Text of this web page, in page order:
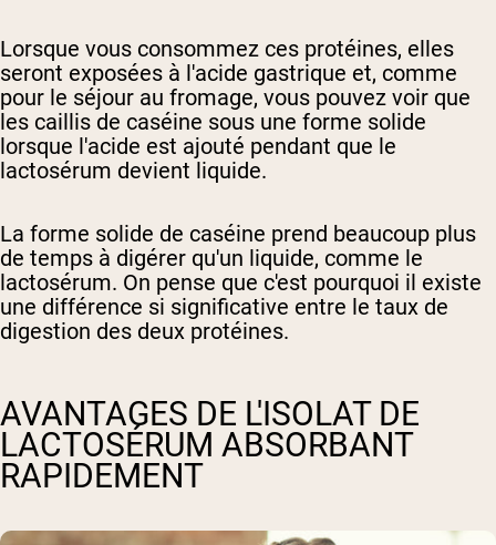
Lorsque vous consommez ces protéines, elles
seront exposées à l'acide gastrique et, comme
pour le séjour au fromage, vous pouvez voir que
les caillis de caséine sous une forme solide
lorsque l'acide est ajouté pendant que le
lactosérum devient liquide.
La forme solide de caséine prend beaucoup plus
de temps à digérer qu'un liquide, comme le
lactosérum. On pense que c'est pourquoi il existe
une différence si significative entre le taux de
digestion des deux protéines.
AVANTAGES DE L'ISOLAT DE
LACTOSÉRUM ABSORBANT
RAPIDEMENT